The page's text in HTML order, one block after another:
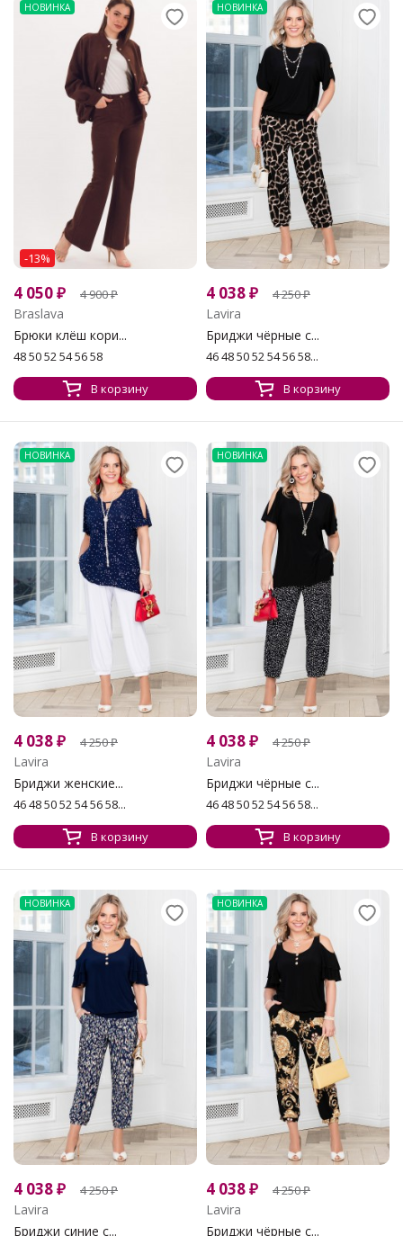
НОВИНКА
-13%
4 050₽ 4 900₽
Braslava
Брюки клёш кори...
48 50 52 54 56 58
В корзину
НОВИНКА
4 038₽ 4 250₽
Lavira
Бриджи чёрные с...
46 48 50 52 54 56 58...
В корзину
НОВИНКА
4 038₽ 4 250₽
Lavira
Бриджи женские...
46 48 50 52 54 56 58...
В корзину
НОВИНКА
4 038₽ 4 250₽
Lavira
Бриджи чёрные с...
46 48 50 52 54 56 58...
В корзину
НОВИНКА
4 038₽ 4 250₽
Lavira
Бриджи синие с...
НОВИНКА
4 038₽ 4 250₽
Lavira
Бриджи чёрные с...